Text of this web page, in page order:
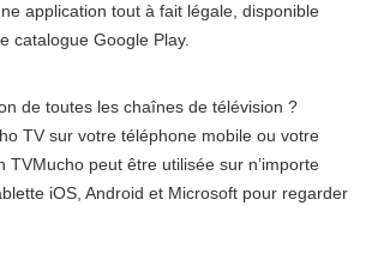
application tout à fait légale, disponible
catalogue Google Play.
de toutes les chaînes de télévision ?
TV sur votre téléphone mobile ou votre
TVMucho peut être utilisée sur n’importe
iOS, Android et Microsoft pour regarder